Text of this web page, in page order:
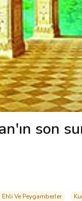
son
Ehli Ve Peygamberler